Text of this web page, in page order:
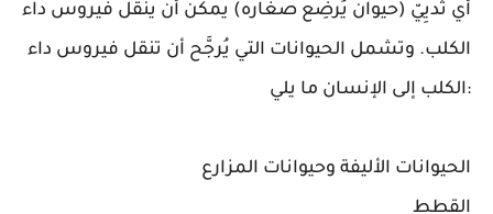
أي ثَديِيّ (حيوان يُرضِع صغاره) يمكن أن ينقل فيروس داء
الكلب. وتشمل الحيوانات التي يُرجَّح أن تنقل فيروس داء
الكلب إلى الإنسان ما يلي:
الحيوانات الأليفة وحيوانات المزارع
القطط